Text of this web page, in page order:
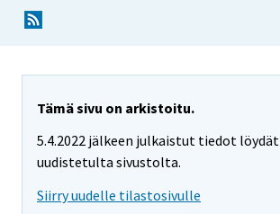
Tämä sivu on arkistoitu.
5.4.2022 jälkeen julkaistut tiedot löydät
uudistetulta sivustolta.
Siirry uudelle tilastosivulle